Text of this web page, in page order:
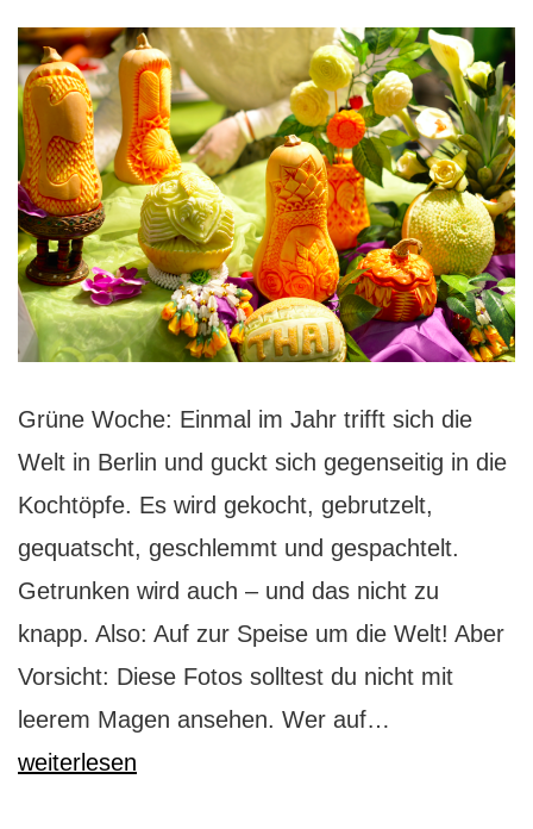
Grüne Woche: Einmal im Jahr trifft sich die
Welt in Berlin und guckt sich gegenseitig in die
Kochtöpfe. Es wird gekocht, gebrutzelt,
gequatscht, geschlemmt und gespachtelt.
Getrunken wird auch – und das nicht zu
knapp. Also: Auf zur Speise um die Welt! Aber
Vorsicht: Diese Fotos solltest du nicht mit
leerem Magen ansehen. Wer auf…
weiterlesen